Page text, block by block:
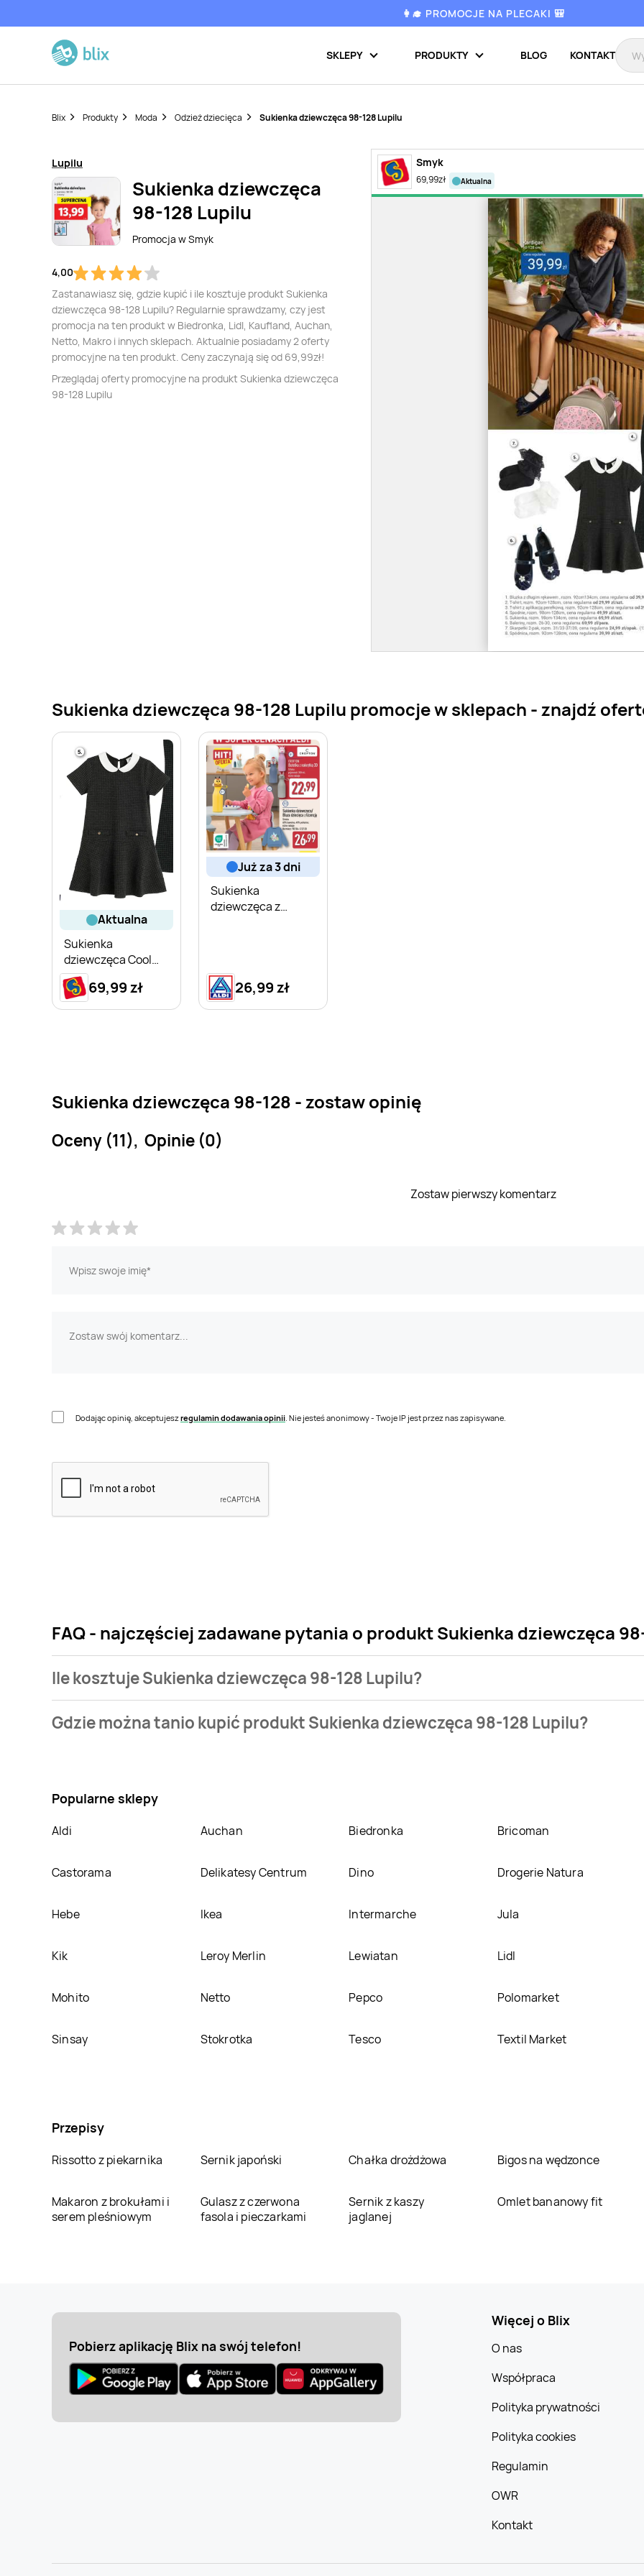
👩‍🎓 PROMOCJE NA PLECAKI 🎒
SKLEPY PRODUKTY BLOG KONTAKT
Blix Produkty Moda Odzież dziecięca Sukienka dziewczęca 98-128 Lupilu
Lupilu
Sukienka dziewczęca
98-128 Lupilu
Promocja wSmyk
4,00
Zastanawiasz się, gdzie kupić i ile kosztuje produkt Sukienka
dziewczęca 98-128 Lupilu? Regularnie sprawdzamy, czy jest
promocja na ten produkt w Biedronka, Lidl, Kaufland, Auchan,
Netto, Makro i innych sklepach. Aktualnie posiadamy 2 oferty
promocyjne na ten produkt. Ceny zaczynają się od 69,99zł!
Przeglądaj oferty promocyjne na produkt Sukienka dziewczęca
98-128 Lupilu
Smyk
69,99zł aktualna
Sukienka dziewczęca 98-128 Lupilu promocje w sklepach - znajdź
aktualna
Sukienka
dziewczęca Cool
Club
69,99 zł
już za 3 dni
Sukienka
dziewczęca z
26,99 zł
Sukienka dziewczęca 98-128 - zostaw opinię
Oceny (11), Opinie (0)
Zostaw pierwszy komentarz
Dodając opinię, akceptujeszregulamin dodawania opinii. Nie jesteś anonimowy - Twoje IP jest przez nas zapisywane.
FAQ - najczęściej zadawane pytania o produkt Sukienka dziewczęca
Ile kosztuje Sukienka dziewczęca 98-128 Lupilu?
Najtańsza oferta, jaką mamy w naszej bazie jest z sieciSmyk. Sukienka dziewczęca 98-128 Lupilu kosztuje
Gdzie można tanio kupić produkt Sukienka dziewczęca 98-128 Lupilu?
Popularne sklepy
Aldi Auchan Biedronka Bricoman
Castorama Delikatesy Centrum Dino Drogerie Natura
Hebe Ikea Intermarche Jula
Kik Leroy Merlin Lewiatan Lidl
Mohito Netto Pepco Polomarket
Sinsay Stokrotka Tesco Textil Market
Przepisy
Rissotto z piekarnika Sernik japoński Chałka drożdżowa Bigos na wędzonce
Makaron z brokułami i
serem pleśniowym
Gulasz z czerwona
fasola i pieczarkami
Sernik z kaszy
jaglanej
Omlet bananowy fit
Pobierz aplikację Blix na swój telefon!
Więcej o Blix
O nas
Współpraca
Polityka prywatności
Polityka cookies
Regulamin
OWR
Kontakt